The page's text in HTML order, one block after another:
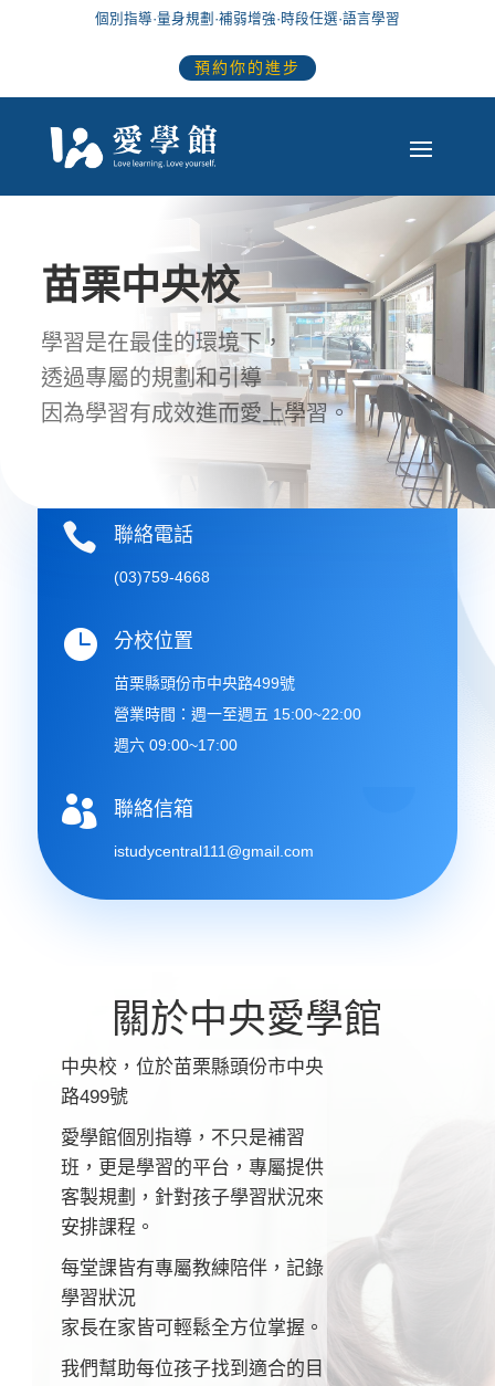
個別指導·量身規劃 ·補弱增強·時段任選·語言學習
預約你的進步
苗栗中央校
學習是在最佳的環境下，
透過專屬的規劃和引導
因為學習有成效進而愛上學習。
 聯絡電話
(03)759-4668
 分校位置
苗栗縣頭份市中央路499號
營業時間：週一至週五 15:00~22:00
週六 09:00~17:00
 聯絡信箱
istudycentral111@gmail.com
關於中央愛學館
中央校，位於苗栗縣頭份市中央
路499號
愛學館個別指導，不只是補習
班，更是學習的平台 ， 專屬提供
客製規劃，針對孩子學習狀況來
安排課程。
每堂課皆有專屬教練陪伴，記錄
學習狀況
家長在家皆可輕鬆全方位掌握。
我們幫助每位孩子找到適合的目